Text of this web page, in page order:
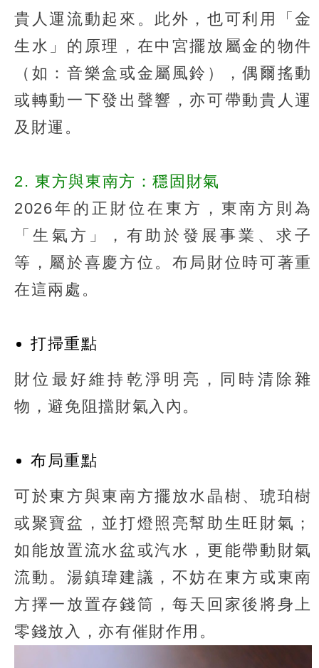
貴人運流動起來。此外，也可利用「金
生水」的原理，在中宮擺放屬金的物件
（如：音樂盒或金屬風鈴），偶爾搖動
或轉動一下發出聲響，亦可帶動貴人運
及財運。
2. 東方與東南方：穩固財氣
2026年的正財位在東方，東南方則為
「生氣方」，有助於發展事業、求子
等，屬於喜慶方位。布局財位時可著重
在這兩處。
打掃重點
財位最好維持乾淨明亮，同時清除雜
物，避免阻擋財氣入內。
布局重點
可於東方與東南方擺放水晶樹、琥珀樹
或聚寶盆，並打燈照亮幫助生旺財氣；
如能放置流水盆或汽水，更能帶動財氣
流動。湯鎮瑋建議，不妨在東方或東南
方擇一放置存錢筒，每天回家後將身上
零錢放入，亦有催財作用。